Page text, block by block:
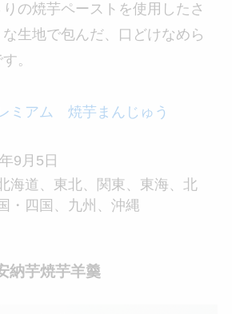
の焼芋ペーストを使用したさ
生地で包んだ、口どけなめら
。
ミアム 焼芋まんじゅう
9月5日
海道、東北、関東、東海、北
・四国、九州、沖縄
納芋焼芋羊羹